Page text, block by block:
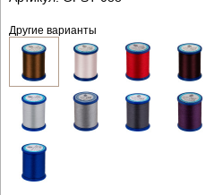
Другие варианты